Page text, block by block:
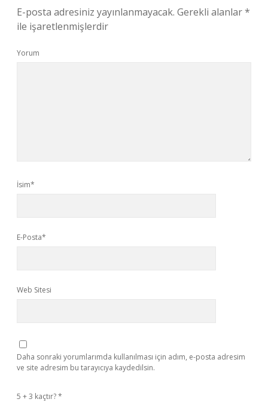
E-posta adresiniz yayınlanmayacak. Gerekli alanlar*
ile işaretlenmişlerdir
Yorum
İsim*
E-Posta*
Web Sitesi
Daha sonraki yorumlarımda kullanılması için adım, e-posta adresim
ve site adresim bu tarayıcıya kaydedilsin.
5 + 3 kaçtır?*